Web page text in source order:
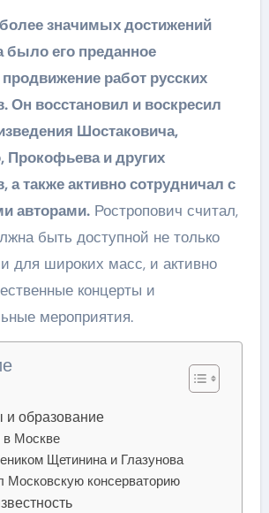
значимых достижений
было его преданное
работ русских
Он восстановил и воскресил
Шостаковича,
Прокофьева и других
а также активно сотрудничал с
авторами.Ростропович считал,
быть доступной не только
для широких масс, и активно
концерты и
мероприятия.
и образование
в Москве
Щетинина и Глазунова
Московскую консерваторию